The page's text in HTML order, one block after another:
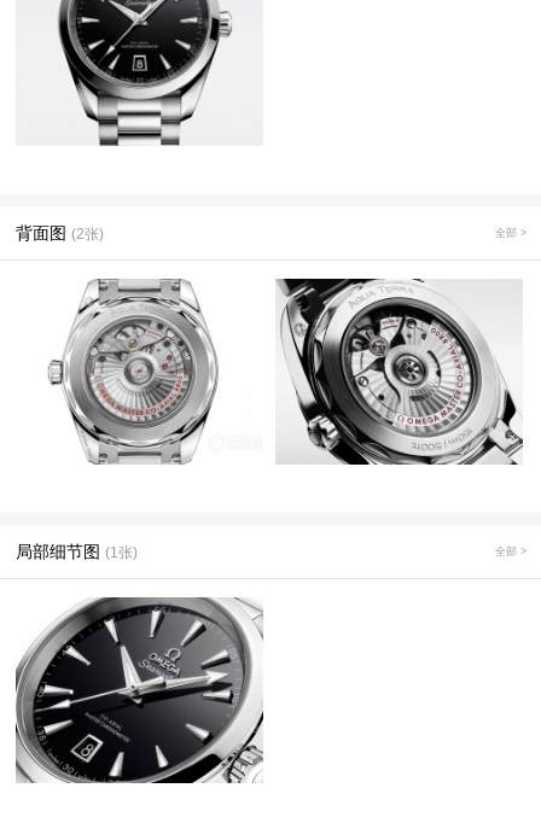
背面图 (2张) 全部 >
局部细节图 (1张) 全部 >